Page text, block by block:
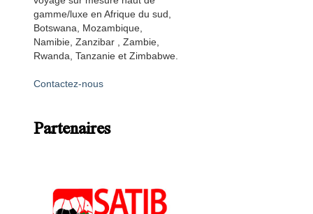
gamme/luxe en Afrique du sud,
Botswana, Mozambique,
Namibie, Zanzibar , Zambie,
Rwanda, Tanzanie et Zimbabwe.
Contactez-nous
Partenaires